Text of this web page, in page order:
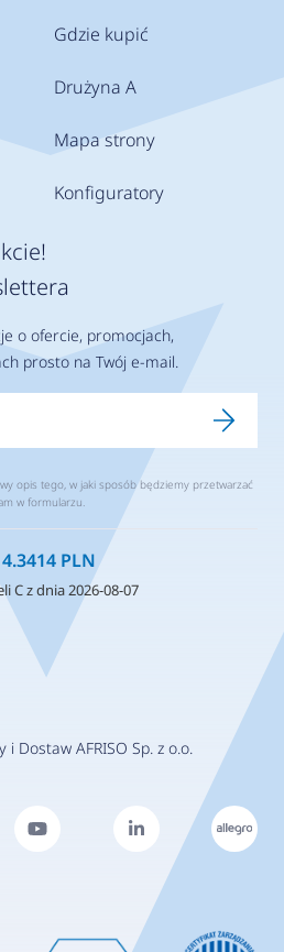
Gdzie kupić
Drużyna A
Mapa strony
Konfiguratory
Dostaw AFRISO Sp. z o.o.
o ofercie, promocjach,
prosto na Twój e-mail.
opis tego, w jaki sposób będziemy przetwarzać
w formularzu.
4.3414 PLN
C z dnia 2026-08-07